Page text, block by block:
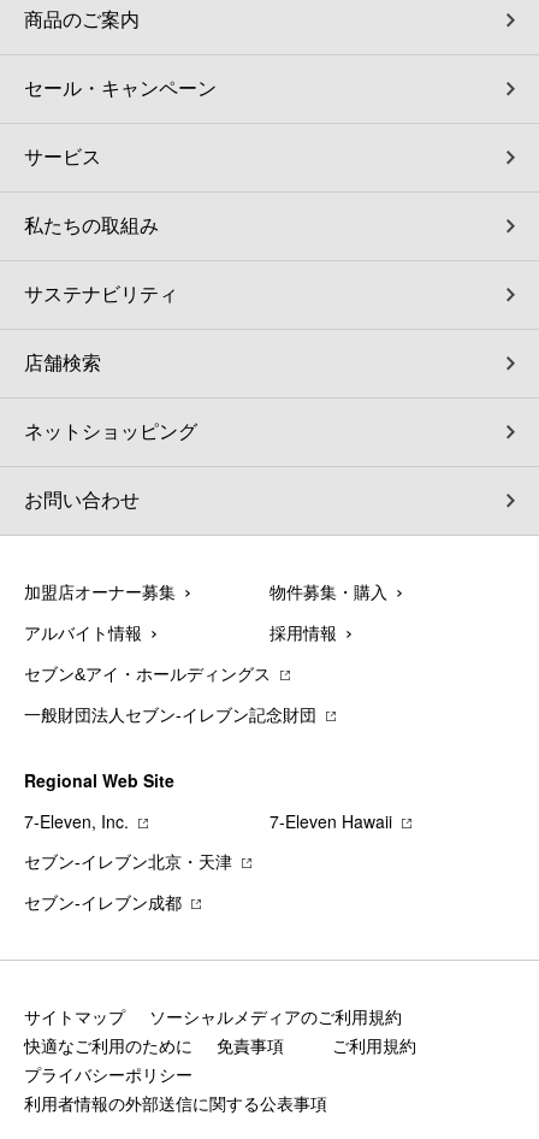
商品のご案内
セール・キャンペーン
サービス
私たちの取組み
サステナビリティ
店舗検索
ネットショッピング
お問い合わせ
加盟店オーナー募集 物件募集・購入
アルバイト情報 採用情報
セブン&アイ・ホールディングス
一般財団法人セブン-イレブン記念財団
Regional Web Site
7‐Eleven, Inc.
7‐Eleven Hawaii
セブン‐イレブン北京・天津
セブン‐イレブン成都
サイトマップ
ソーシャルメディアのご利用規約
快適なご利用のために
免責事項
ご利用規約
プライバシーポリシー
利用者情報の外部送信に関する公表事項